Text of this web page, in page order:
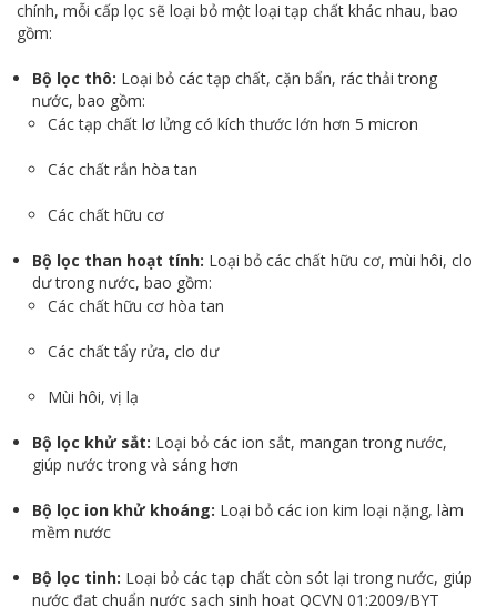
chính, mỗi cấp lọc sẽ loại bỏ một loại tạp chất khác nhau, bao
gồm:
Bộ lọc thô: Loại bỏ các tạp chất, cặn bẩn, rác thải trong
nước, bao gồm:
Các tạp chất lơ lửng có kích thước lớn hơn 5 micron
Các chất rắn hòa tan
Các chất hữu cơ
Bộ lọc than hoạt tính: Loại bỏ các chất hữu cơ, mùi hôi, clo
dư trong nước, bao gồm:
Các chất hữu cơ hòa tan
Các chất tẩy rửa, clo dư
Mùi hôi, vị lạ
Bộ lọc khử sắt: Loại bỏ các ion sắt, mangan trong nước,
giúp nước trong và sáng hơn
Bộ lọc ion khử khoáng: Loại bỏ các ion kim loại nặng, làm
mềm nước
Bộ lọc tinh: Loại bỏ các tạp chất còn sót lại trong nước, giúp
nước đạt chuẩn nước sạch sinh hoạt QCVN 01:2009/BYT